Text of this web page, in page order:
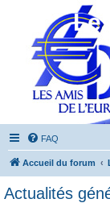
FAQ
Accueil du forum
Actualités